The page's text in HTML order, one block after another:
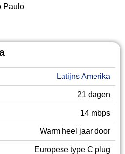
Paulo
Latijns Amerika
21 dagen
14 mbps
Warm heel jaar door
Europese type C plug